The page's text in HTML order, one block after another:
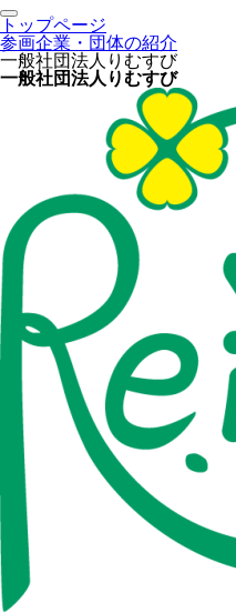
トップページ
参画企業・団体の紹介
一般社団法人りむすび
一般社団法人りむすび